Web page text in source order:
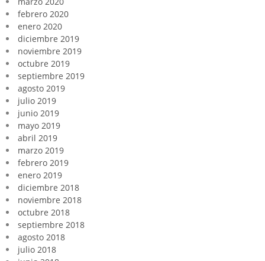
febrero 2020
enero 2020
diciembre 2019
noviembre 2019
octubre 2019
septiembre 2019
agosto 2019
julio 2019
junio 2019
mayo 2019
abril 2019
marzo 2019
febrero 2019
enero 2019
diciembre 2018
noviembre 2018
octubre 2018
septiembre 2018
agosto 2018
julio 2018